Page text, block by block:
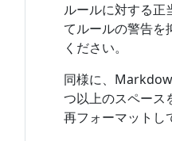
ルールに対する正
てルールの警告を
ください。
同様に、
つ以上のスペース
再フォーマットし